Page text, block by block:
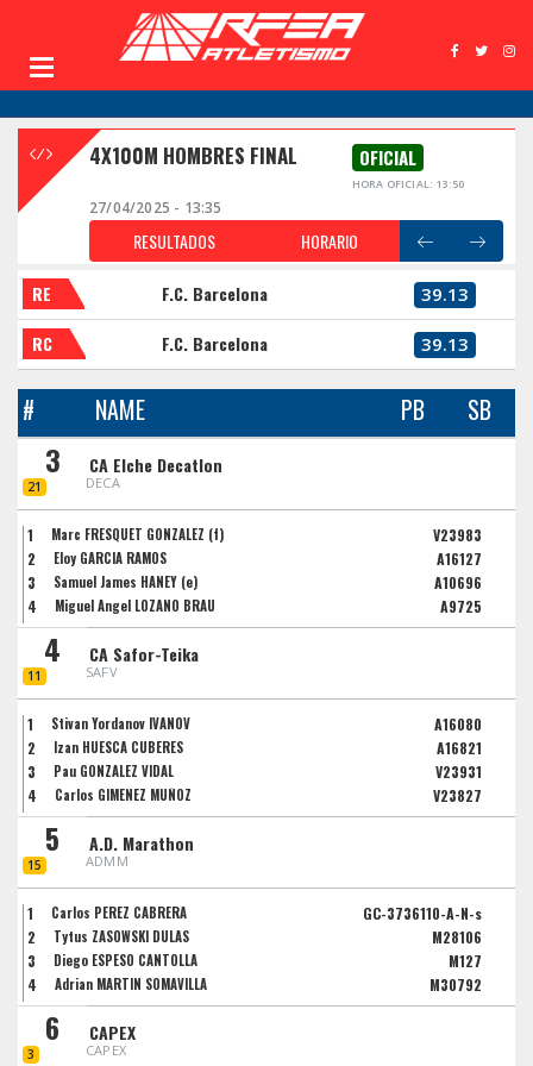
4X100M HOMBRES FINAL OFICIAL
HORA OFICIAL: 13:50
27/04/2025 - 13:35
RESULTADOS HORARIO
RE F.C. Barcelona 39.13
RC F.C. Barcelona 39.13
# NAME PB SB
3
21
CA Elche Decatlon
DECA
1 Marc FRESQUET GONZALEZ (f)
V23983
2
Eloy GARCIA RAMOS
A16127
3
Samuel James HANEY (e)
A10696
4
Miguel Angel LOZANO BRAU A9725
4
11
CA Safor-Teika
SAFV
1 Stivan Yordanov IVANOV
A16080
2
Izan HUESCA CUBERES
A16821
3
Pau GONZALEZ VIDAL
V23931
4
Carlos GIMENEZ MUÑOZ V23827
5
15
A.D. Marathon
ADMM
1 Carlos PEREZ CABRERA
GC-3736110-A-N-s
2
Tytus ZASOWSKI DULAS
M28106
3
Diego ESPESO CANTOLLA
M127
4
Adrian MARTIN SOMAVILLA M30792
6
3
CAPEX
CAPEX